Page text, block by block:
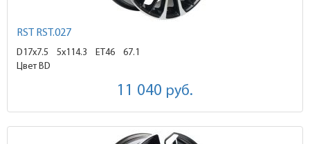
RST RST.027
D17x7.5 5x114.3 ET46
67.1
Цвет BD
11 040 руб.